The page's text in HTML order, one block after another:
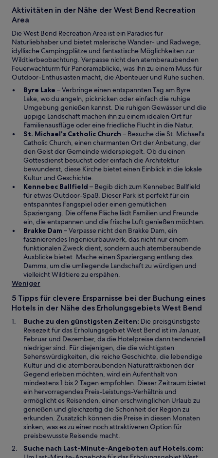
e
f
n
e
t
e
e
n
F
e
n
s
t
e
r
g
e
ö
f
f
n
e
t
Aktivitäten in der Nähe der West Bend Recreation
Area
Die West Bend Recreation Area ist ein Paradies für
Naturliebhaber und bietet malerische Wander- und Radwege,
idyllische Campingplätze und fantastische Möglichkeiten zur
Wildtierbeobachtung. Verpasse nicht den atemberaubenden
Feuerwachturm für Panoramablicke, was ihn zu einem Muss für
Outdoor-Enthusiasten macht, die Abenteuer und Ruhe suchen.
Byre Lake W
i
r
d
i
n
e
i
n
e
m
n
e
u
e
n
F
e
n
s
t
e
e
ö
f
n
e
t
– Verbringe einen entspannten Tag am Byre
Lake, wo du angeln, picknicken oder einfach die ruhige
Umgebung genießen kannst. Die ruhigen Gewässer und die
üppige Landschaft machen ihn zu einem idealen Ort für
Familienausflüge oder eine friedliche Flucht in die Natur.
St. Michael's Catholic Church W
i
r
d
i
e
i
n
e
m
n
e
u
e
n
s
t
e
r
g
e
ö
f
f
n
e
t
– Besuche die St. Michael's
Catholic Church, einen charmanten Ort der Anbetung, der
den Geist der Gemeinde widerspiegelt. Ob du einen
Gottesdienst besuchst oder einfach die Architektur
bewunderst, diese Kirche bietet einen Einblick in die lokale
Kultur und Geschichte.
Kennebec Ballfield W
i
r
d
i
n
e
i
n
e
m
u
e
n
F
e
n
s
t
e
r
g
e
ö
f
f
n
e
t
– Begib dich zum Kennebec Ballfield
für etwas Outdoor-Spaß. Dieser Park ist perfekt für ein
entspanntes Fangspiel oder einen gemütlichen
Spaziergang. Die offene Fläche lädt Familien und Freunde
ein, die entspannen und die frische Luft genießen möchten.
Brakke Dam W
i
r
d
i
n
n
e
n
e
u
e
n
F
e
n
s
t
e
r
g
e
ö
– Verpasse nicht den Brakke Dam, ein
faszinierendes Ingenieurbauwerk, das nicht nur einem
funktionalen Zweck dient, sondern auch atemberaubende
Ausblicke bietet. Mache einen Spaziergang entlang des
Damms, um die umliegende Landschaft zu würdigen und
vielleicht Wildtiere zu erspähen.
Weniger
5 Tipps für clevere Ersparnisse bei der Buchung eines
Hotels in der Nähe des Erholungsgebiets West Bend
Buche zu den günstigsten Zeiten: Die preisgünstigste
Reisezeit für das Erholungsgebiet West Bend ist im Januar,
Februar und Dezember, da die Hotelpreise dann tendenziell
niedriger sind. Für diejenigen, die die wichtigsten
Sehenswürdigkeiten, die reiche Geschichte, die lebendige
Kultur und die atemberaubenden Naturattraktionen der
Gegend erleben möchten, wird ein Aufenthalt von
mindestens 1 bis 2 Tagen empfohlen. Dieser Zeitraum bietet
ein hervorragendes Preis-Leistungs-Verhältnis und
ermöglicht es Reisenden, einen erschwinglichen Urlaub zu
genießen und gleichzeitig die Schönheit der Region zu
erkunden. Zusätzlich können die Preise in diesen Monaten
sinken, was es zu einer noch attraktiveren Option für
preisbewusste Reisende macht.
Suche nach Last-Minute-Angeboten auf Hotels.com: